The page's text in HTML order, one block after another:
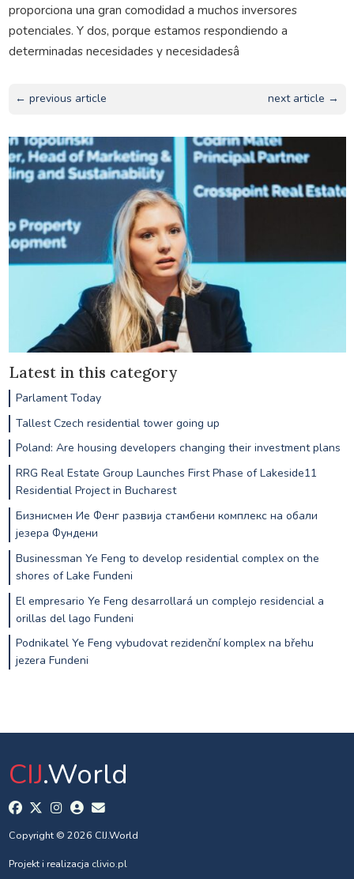
proporciona una gran comodidad a muchos inversores
potenciales. Y dos, porque estamos respondiendo a
determinadas necesidades y necesidadesâ
← previous article next article →
Latest in this category
Parlament Today
Tallest Czech residential tower going up
Poland: Are housing developers changing their investment plans
RRG Real Estate Group Launches First Phase of Lakeside11
Residential Project in Bucharest
Бизнисмен Ие Фенг развија стамбени комплекс на обали
језера Фундени
Businessman Ye Feng to develop residential complex on the
shores of Lake Fundeni
El empresario Ye Feng desarrollará un complejo residencial a
orillas del lago Fundeni
Podnikatel Ye Feng vybudovat rezidenční komplex na břehu
jezera Fundeni
CIJ.World
Copyright © 2026 CIJ.World
Projekt i realizacja clivio.pl